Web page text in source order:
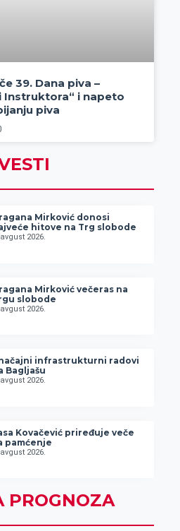
39. Dana piva –
Instruktora“ i napeto
piva
Mirković donosi
hitove na Trg slobode
2026.
Mirković večeras na
slobode
2026.
infrastrukturni radovi
Bagljašu
2026.
Kovačević priređuje veče
pamćenje
2026.
PROGNOZA